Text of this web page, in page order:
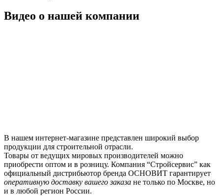
Видео о нашей компании
В нашем интернет-магазине представлен широкий выбор
продукции для строительной отрасли.
Товары от ведущих мировых производителей можно
приобрести оптом и в розницу. Компания “Стройсервис” как
официальный дистрибьютор бренда ОСНОВИТ гарантирует
оперативную доставку вашего заказа не только по Москве, но
и в любой регион России.